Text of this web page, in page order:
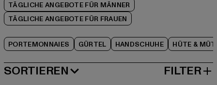
TÄGLICHE ANGEBOTE FÜR MÄNNER
TÄGLICHE ANGEBOTE FÜR FRAUEN
PORTEMONNAIES GÜRTEL HANDSCHUHE HÜTE &
SORTIEREN
BELIEBTESTE FILTER